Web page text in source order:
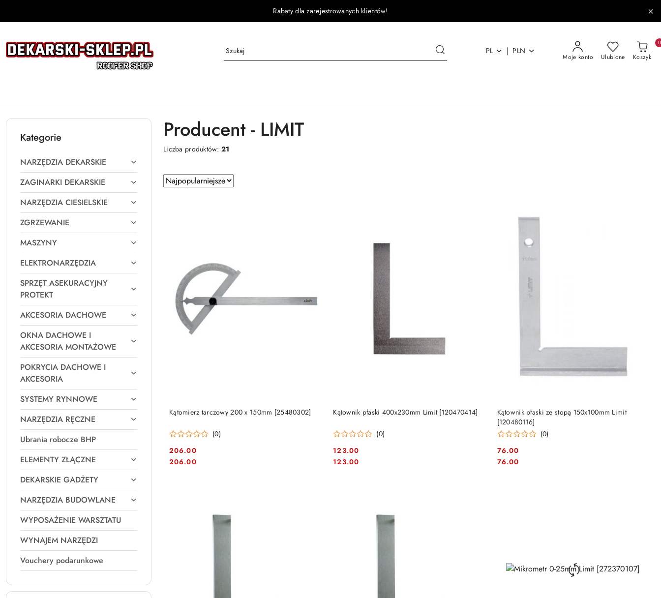
Rabaty dla zarejestrowanych klientów!
PL | PLN
Moje konto Ulubione Koszyk
0
Kategorie
NARZĘDZIA DEKARSKIE
ZAGINARKI DEKARSKIE
NARZĘDZIA CIESIELSKIE
ZGRZEWANIE
MASZYNY
ELEKTRONARZĘDZIA
SPRZĘT ASEKURACYJNY
PROTEKT
AKCESORIA DACHOWE
OKNA DACHOWE I
AKCESORIA MONTAŻOWE
POKRYCIA DACHOWE I
AKCESORIA
SYSTEMY RYNNOWE
NARZĘDZIA RĘCZNE
Ubrania robocze BHP
ELEMENTY ZŁĄCZNE
DEKARSKIE GADŻETY
NARZĘDZIA BUDOWLANE
WYPOSAŻENIE WARSZTATU
WYNAJEM NARZĘDZI
Vouchery podarunkowe
Producent - LIMIT
Liczba produktów:21
Zastosowano
sortowanie:
Sortuj
według
Kątomierz tarczowy 200 x 150mm [25480302]
(0)
Cena:
206.00
Cena:
206.00
DO KOSZYKA Kątownik płaski 400x230mm Limit [120470414]
(0)
Cena:
123.00
Cena:
123.00
DO KOSZYKA
Kątownik płaski ze stopą 150x100mm Limit
[120480116]
(0)
Cena:
76.00
Cena:
76.00
DO KOSZYKA